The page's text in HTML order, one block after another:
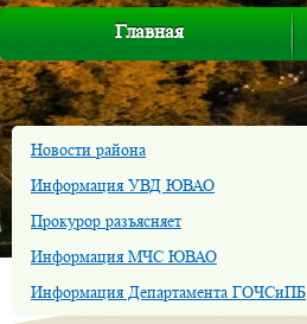
Главная
Новости района
Информация УВД ЮВАО
Прокурор разъясняет
Информация МЧС ЮВАО
Информация Департамента ГОЧСиПБ